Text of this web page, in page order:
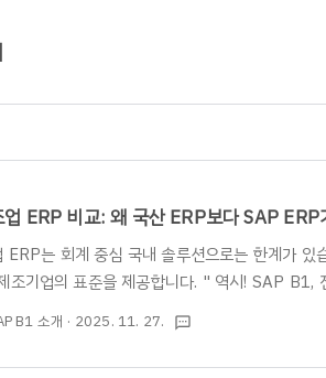
ERP 비교: 왜 국산 ERP보다 SAP ERP
ERP는 회계 중심 국내 솔루션으로는 한계가 있
조기업의 표준을 제공합니다. " 역시! SAP B1,
이 있으시다면 언제든 편하게 부담없이 연락
www.irisinfotech.co.kr/erp-inquiry ★ 안
사업부입니다. ★​오늘은 제조업 기업이라
B1 소개 · 2025. 11. 27. textsms